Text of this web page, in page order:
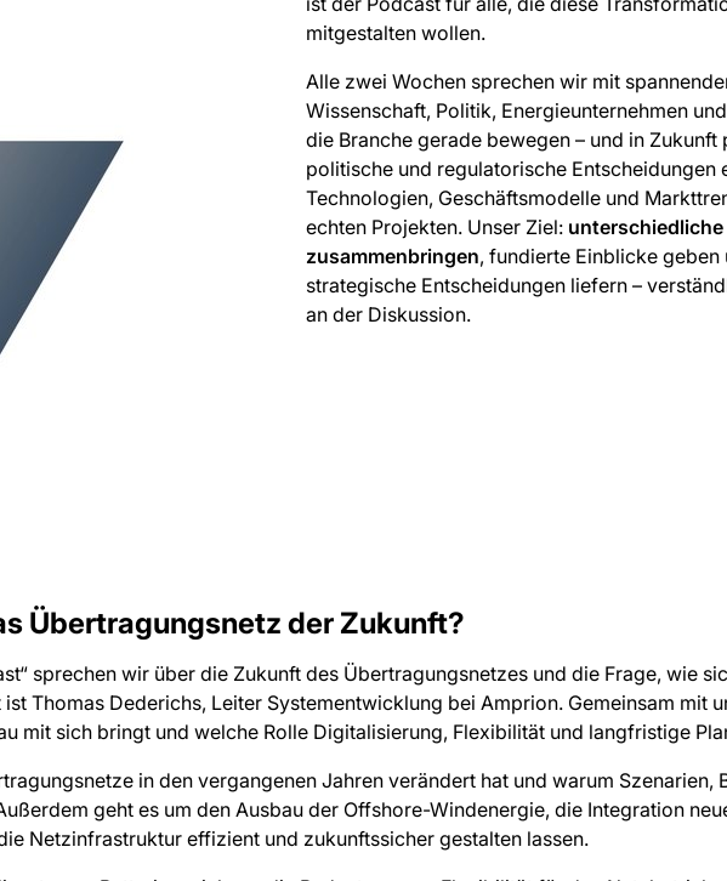
mitgestalten wollen.
Alle zwei Wochen sprechen wir mit
Wissenschaft, Politik, Energieunternehmen
die Branche gerade bewegen – und in
politische und regulatorische Entscheidungen
Technologien, Geschäftsmodelle und
echten Projekten. Unser Ziel:
zusammenbringen, fundierte Einblicke
strategische Entscheidungen liefern –
an der Diskussion.
Übertragungsnetz der Zukunft?
sprechen wir über die Zukunft des Übertragungsnetzes und die Frage, wie
Thomas Dederichs, Leiter Systementwicklung bei Amprion. Gemeinsam mit
mit sich bringt und welche Rolle Digitalisierung, Flexibilität und langfristige
in den vergangenen Jahren verändert hat und warum Szenarien,
geht es um den Ausbau der Offshore-Windenergie, die Integration
Netzinfrastruktur effizient und zukunftssicher gestalten lassen.